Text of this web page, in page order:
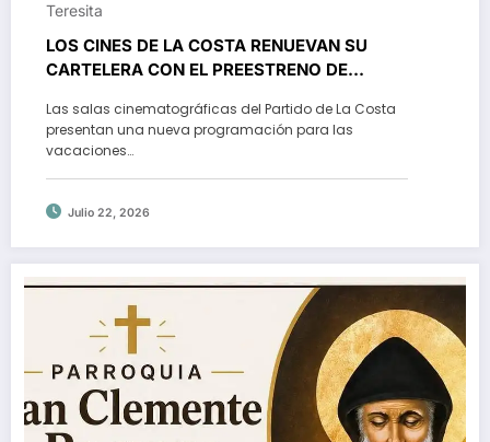
Teresita
LOS CINES DE LA COSTA RENUEVAN SU
CARTELERA CON EL PREESTRENO DE
Las salas cinematográficas del Partido de La Costa
presentan una nueva programación para las
vacaciones…
Julio 22, 2026